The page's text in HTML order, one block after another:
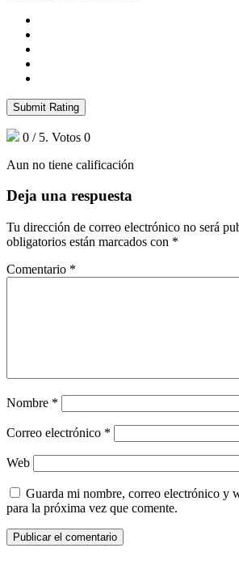
Submit Rating
0 / 5. Votos 0
Aun no tiene calificación
Deja una respuesta
Tu dirección de correo electrónico no será
obligatorios están marcados con *
Comentario *
Nombre *
Correo electrónico *
Web
Guarda mi nombre, correo electrónico y
para la próxima vez que comente.